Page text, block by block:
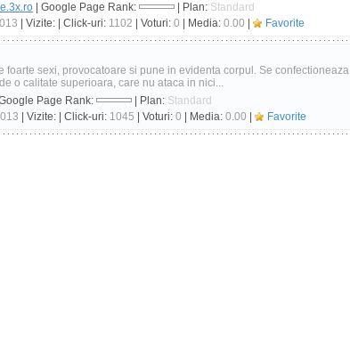
| Google Page Rank: | Plan: Standard
| Vizite: | Click-uri: 1102 | Voturi: 0 | Media: 0.00 Favorite
foarte sexi, provocatoare si pune in evidenta corpul. Se confectioneaza
o calitate superioara, care nu ataca in nici...
Google Page Rank: | Plan: Standard
| Vizite: | Click-uri: 1045 | Voturi: 0 | Media: 0.00 Favorite